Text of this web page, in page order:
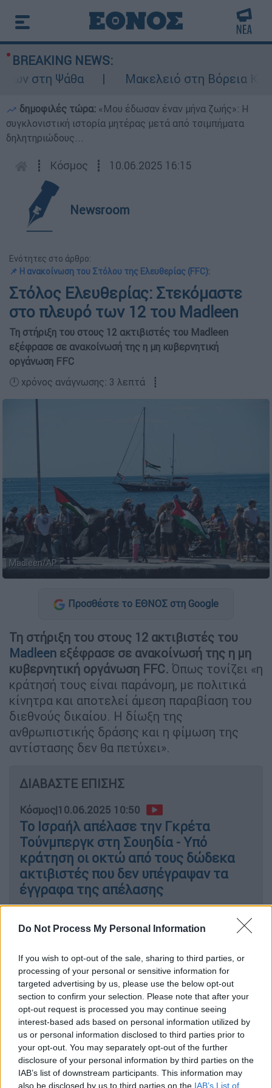
Do Not Process My Personal Information
If you wish to opt-out of the sale, sharing to third parties, or
processing of your personal or sensitive information for
targeted advertising by us, please use the below opt-out
section to confirm your selection. Please note that after your
opt-out request is processed you may continue seeing
interest-based ads based on personal information utilized by
us or personal information disclosed to third parties prior to
your opt-out. You may separately opt-out of the further
disclosure of your personal information by third parties on the
IAB’s list of downstream participants. This information may
also be disclosed by us to third parties on the IAB’s List of
BREAKING NEWS:
στη Ψάθα
Μακελειό στη Βόρεια
δημοφιλές τώρα: «Μου έδωσαν έναν μήνα ζωής»: Η
συγκλονιστική ιστορία μητέρας μετά από τσιμπήματα
δηλητηριώδους...
┋ Κόσμος ┋ 10.06.2025 16:15
Newsroom
Ενότητες στο άρθρο:
📌 H ανακοίνωση του Στόλου της Ελευθερίας (FFC):
Στόλος Ελευθερίας: Στεκόμαστε
στο πλευρό των 12 του Madleen
Τη στήριξη του στους 12 ακτιβιστές του Madleen
εξέφρασε σε ανακοίνωσή της η μη κυβερνητική
οργάνωση FFC
🕛 χρόνος ανάγνωσης: 3 λεπτά ┋
Madleen/AP
Προσθέστε το ΕΘΝΟΣ στη Google
Τη στήριξη του στους 12 ακτιβιστές του
Madleen εξέφρασε σε ανακοίνωσή της η μη
κυβερνητική οργάνωση FFC. Όπως τονίζει «η
κράτησή τους είναι παράνομη, με πολιτικά
κίνητρα και αποτελεί άμεση παραβίαση του
διεθνούς δικαίου. Η δίωξη της
ανθρωπιστικής δράσης και η φίμωση της
αντίστασης δεν θα πετύχει».
ΔΙΑΒΑΣΤΕ ΕΠΙΣΗΣ
Κόσμος|10.06.2025 10:50
Το Ισραήλ απέλασε την Γκρέτα
Τούνμπεργκ στη Σουηδία - Υπό
κράτηση οι οκτώ από τους δώδεκα
ακτιβιστές που δεν υπέγραψαν τα
έγγραφα της απέλασης
Ελευθερίας (FFC):
Περίπου 24 ώρες αφότου χάθηκε η επαφή με
τους συναδέλφους μας στοMadleen,οι
δικηγόροι της Adalah κατάφεραν να
συναντηθούν με 10 από τους 12 απαχθέντες.
Δύο από τους 12 - ο Ομάρ Φαγιάντ,
δημοσιογράφος του Al Jazeera,